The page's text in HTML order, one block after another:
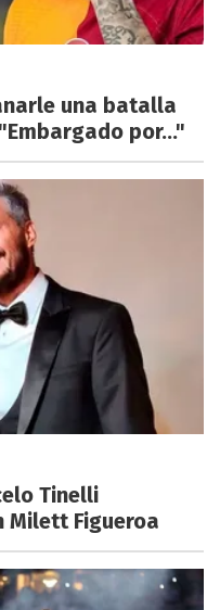
una batalla
por..."
Tinelli
Milett Figueroa